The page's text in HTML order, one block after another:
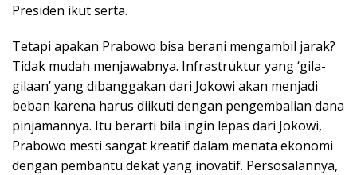
Presiden ikut serta.
Tetapi apakan Prabowo bisa berani mengambil jarak?
Tidak mudah menjawabnya. Infrastruktur yang ‘gila-
gilaan’ yang dibanggakan dari Jokowi akan menjadi
beban karena harus diikuti dengan pengembalian dana
pinjamannya. Itu berarti bila ingin lepas dari Jokowi,
Prabowo mesti sangat kreatif dalam menata ekonomi
dengan pembantu dekat yang inovatif. Persosalannya,